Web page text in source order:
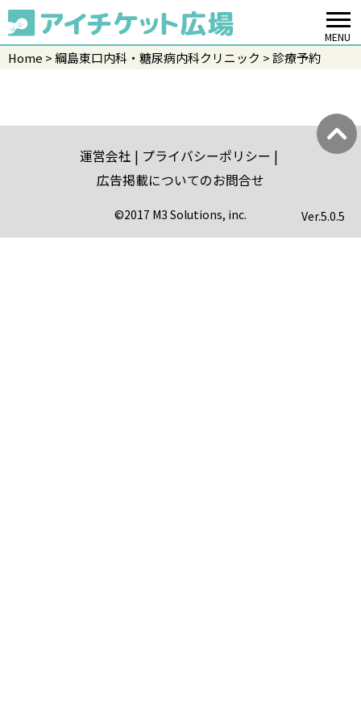
MENU
Home 綱島東口内科・糖尿病内科クリニック 診療予約
運営会社
プライバシーポリシー
広告掲載についてのお問合せ
©2017 M3 Solutions, inc. Ver.5.0.5